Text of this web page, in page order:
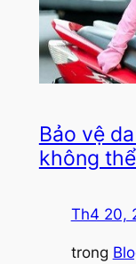
Bảo vệ
không
Th4 20,
trong